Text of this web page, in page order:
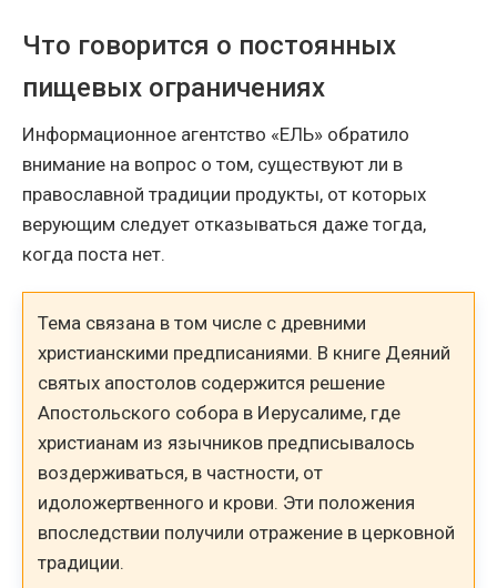
Что говорится о постоянных
пищевых ограничениях
Информационное агентство «ЕЛЬ» обратило
внимание на вопрос о том, существуют ли в
православной традиции продукты, от которых
верующим следует отказываться даже тогда,
когда поста нет.
Тема связана в том числе с древними
христианскими предписаниями. В книге Деяний
святых апостолов содержится решение
Апостольского собора в Иерусалиме, где
христианам из язычников предписывалось
воздерживаться, в частности, от
идоложертвенного и крови. Эти положения
впоследствии получили отражение в церковной
традиции.